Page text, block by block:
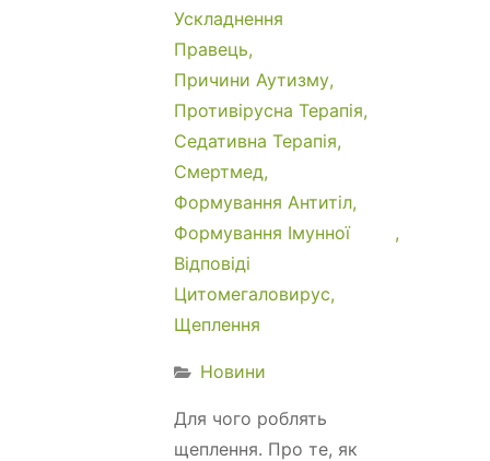
Ускладнення
Правець
Причини Аутизму
Противірусна Терапія
Седативна Терапія
Смертмед
Формування Антитіл
Формування Імунної
Відповіді
Цитомегаловирус
Щеплення
Новини
Для чого роблять
щеплення. Про те, як